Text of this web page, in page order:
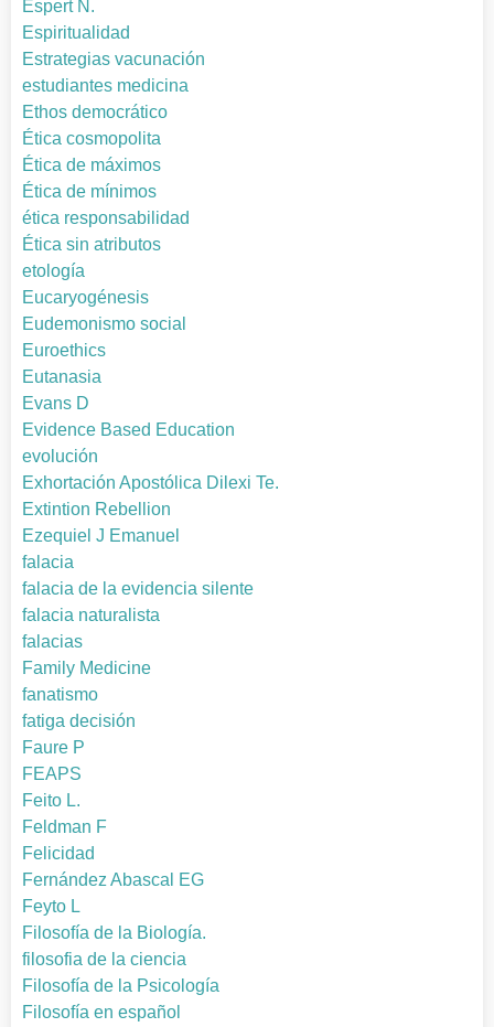
Espert N.
Espiritualidad
Estrategias vacunación
estudiantes medicina
Ethos democrático
Ética cosmopolita
Ética de máximos
Ética de mínimos
ética responsabilidad
Ética sin atributos
etología
Eucaryogénesis
Eudemonismo social
Euroethics
Eutanasia
Evans D
Evidence Based Education
evolución
Exhortación Apostólica Dilexi Te.
Extintion Rebellion
Ezequiel J Emanuel
falacia
falacia de la evidencia silente
falacia naturalista
falacias
Family Medicine
fanatismo
fatiga decisión
Faure P
FEAPS
Feito L.
Feldman F
Felicidad
Fernández Abascal EG
Feyto L
Filosofía de la Biología.
filosofia de la ciencia
Filosofía de la Psicología
Filosofía en español